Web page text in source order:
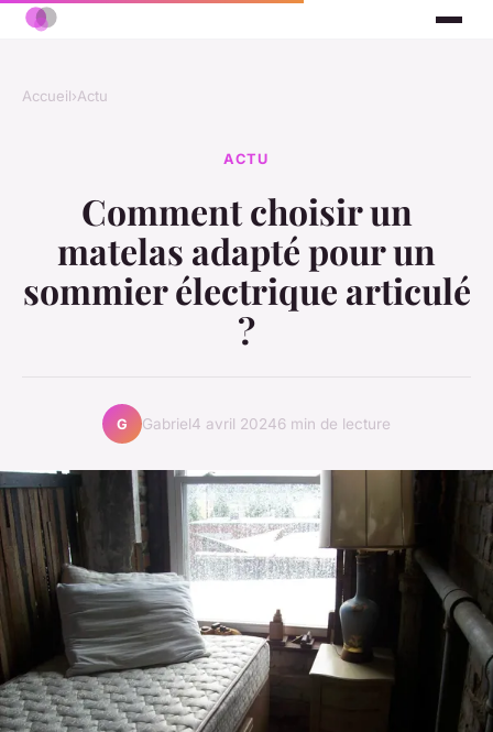
Accueil›Actu
ACTU
Comment choisir un
matelas adapté pour un
sommier électrique articulé
?
G Gabriel4 avril 20246 min de lecture